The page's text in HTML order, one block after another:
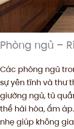
Phòng ngủ –
Các phòng ngủ
sự yên tĩnh và thư
giường ngủ, tủ
thể hài hòa, ấm
nhẹ giúp không